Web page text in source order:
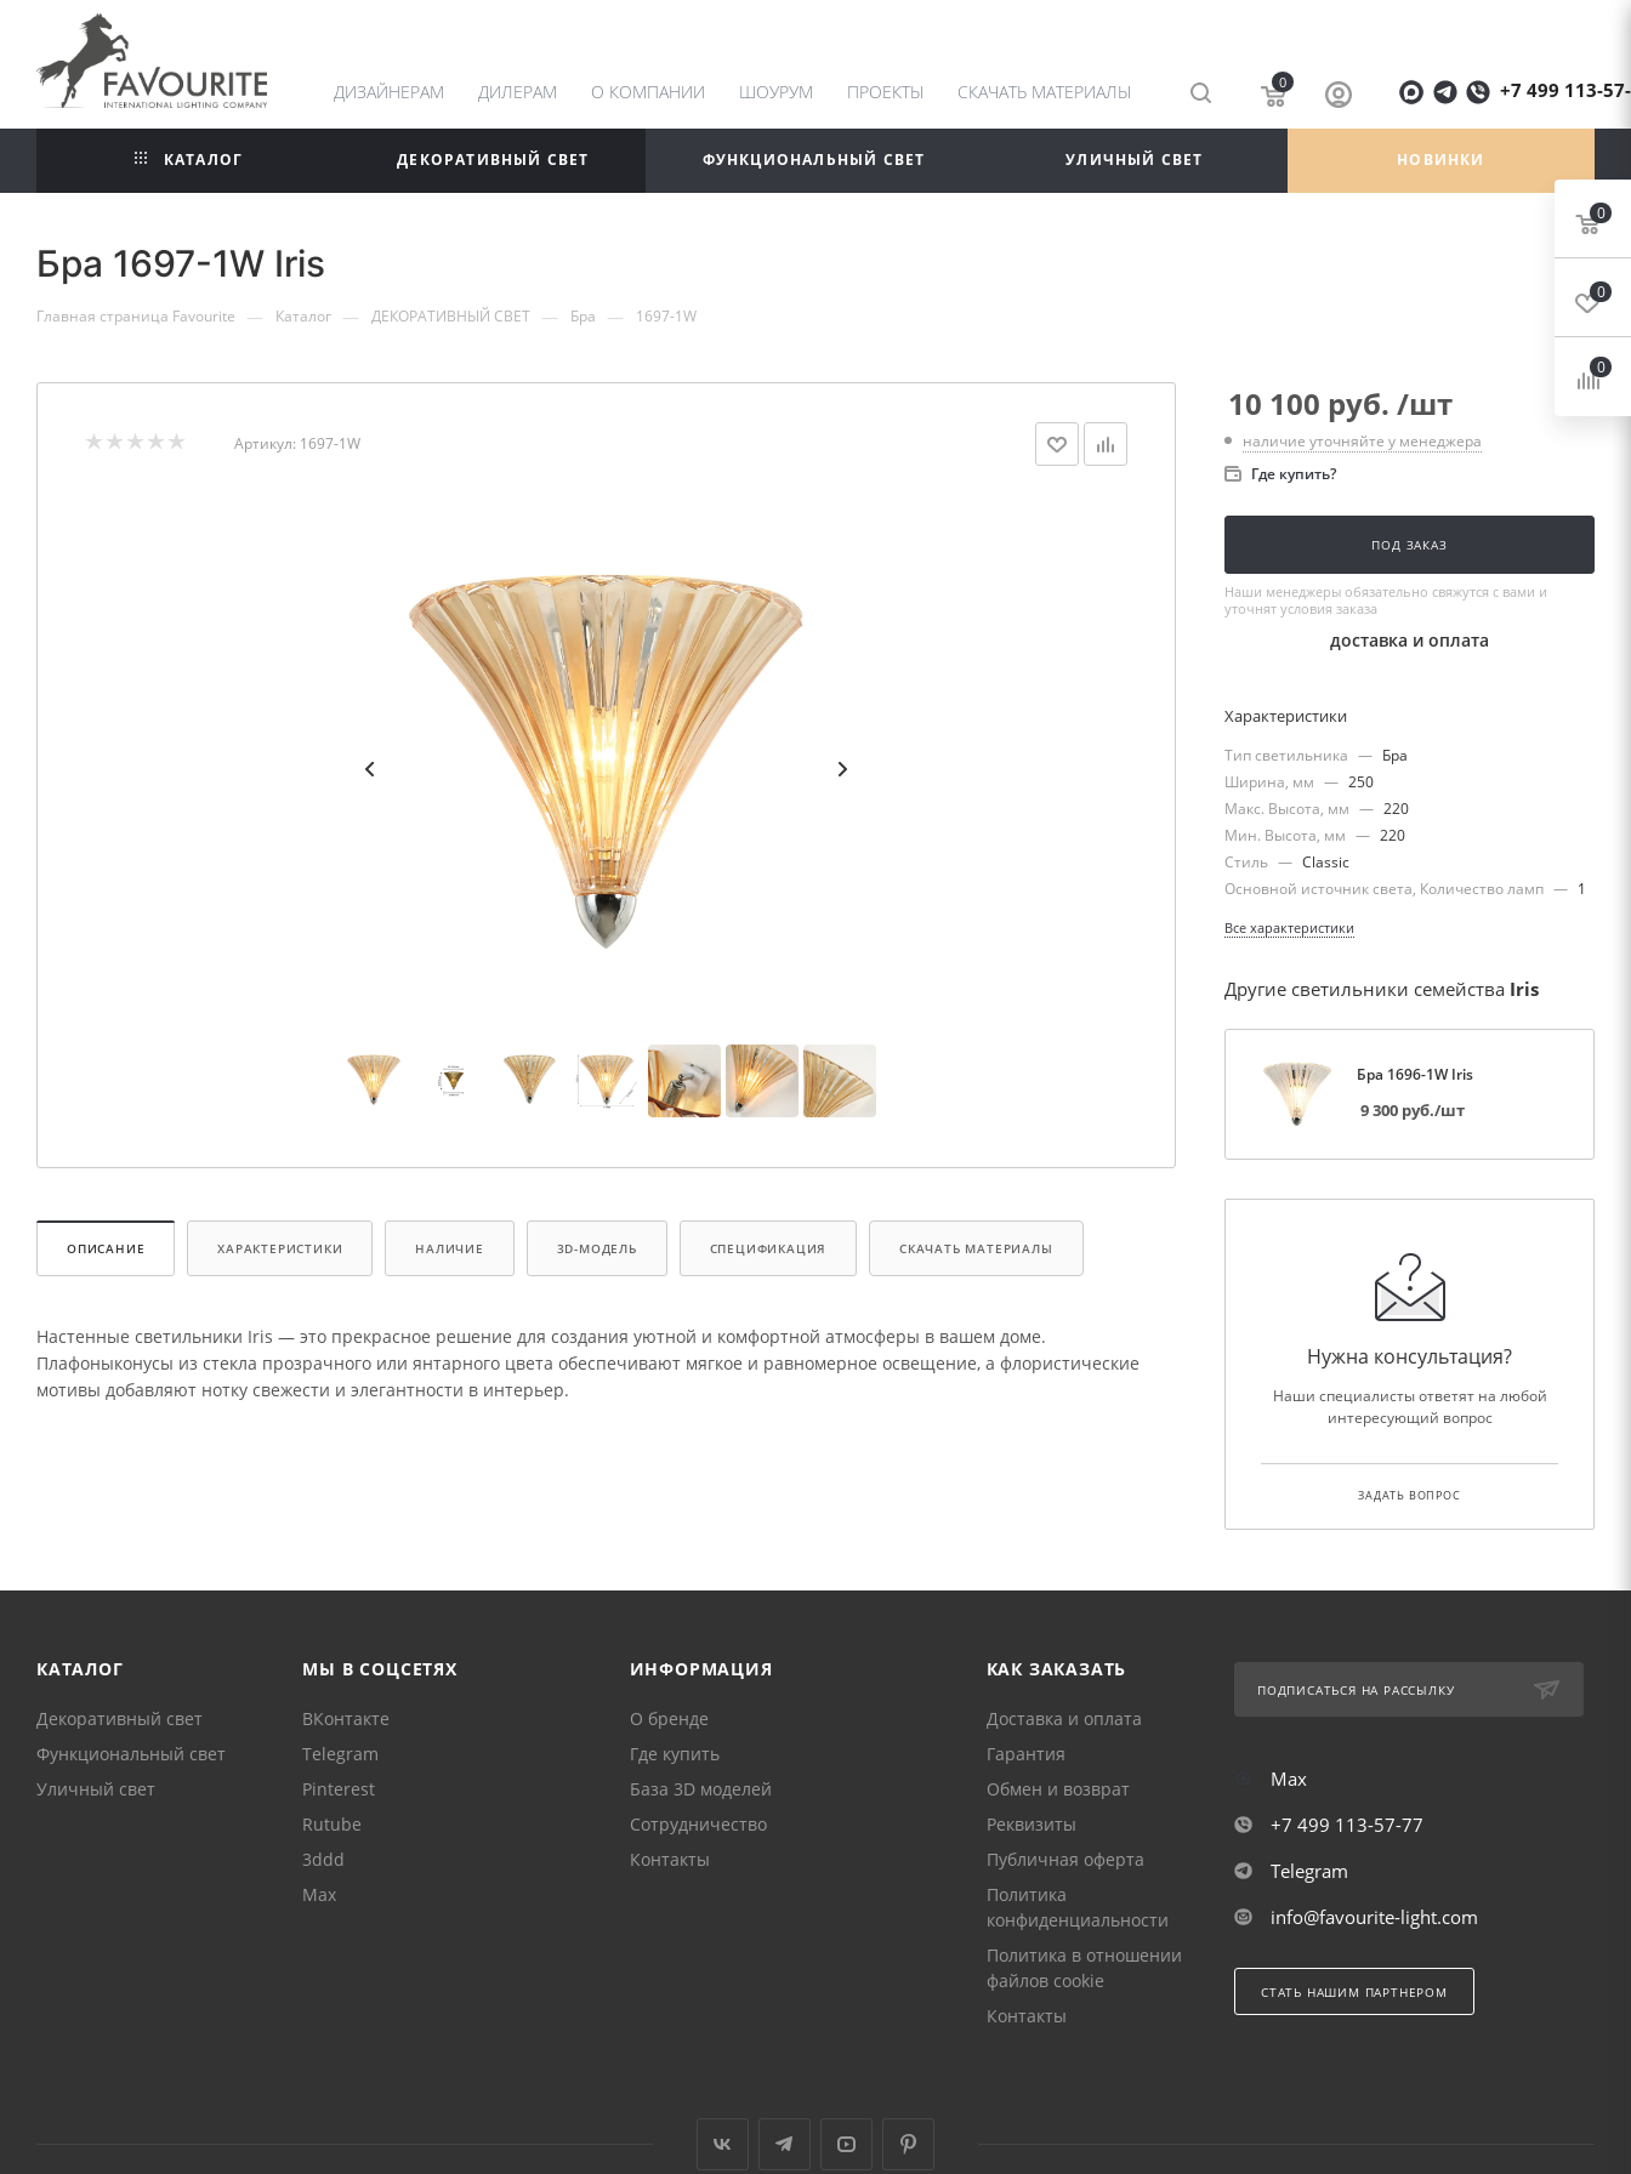
ДИЗАЙНЕРАМ ДИЛЕРАМ О КОМПАНИИ ШОУРУМ ПРОЕКТЫ СКАЧАТЬ МАТЕРИАЛЫ 0 +7 499 113-
КАТАЛОГ ДЕКОРАТИВНЫЙ СВЕТ ФУНКЦИОНАЛЬНЫЙ СВЕТ УЛИЧНЫЙ СВЕТ НОВИНКИ
Бра 1697-1W Iris
Главная страница Favourite — Каталог — ДЕКОРАТИВНЫЙ СВЕТ — Бра — 1697-1W
Артикул: 1697-1W
ОПИСАНИЕ ХАРАКТЕРИСТИКИ НАЛИЧИЕ 3D-МОДЕЛЬ СПЕЦИФИКАЦИЯ СКАЧАТЬ МАТЕРИАЛЫ
Настенные светильники Iris — это прекрасное решение для создания уютной и комфортной атмосферы в вашем доме.
Плафоныконусы из стекла прозрачного или янтарного цвета обеспечивают мягкое и равномерное освещение, а флористические
мотивы добавляют нотку свежести и элегантности в интерьер.
10 100 руб. /шт
наличие уточняйте у менеджера
Где купить?
ПОД ЗАКАЗ
Наши менеджеры обязательно свяжутся с вами и
уточнят условия заказа
доставка и оплата
Характеристики
Тип светильника — Бра
Ширина, мм — 250
Макс. Высота, мм — 220
Мин. Высота, мм — 220
Стиль — Classic
Основной источник света, Количество ламп — 1
Все характеристики
Другие светильники семейства Iris
Бра 1696-1W Iris
9 300 руб./шт
Нужна консультация?
Наши специалисты ответят на любой
интересующий вопрос
ЗАДАТЬ ВОПРОС
КАТАЛОГ
Декоративный свет
Функциональный свет
Уличный свет
МЫ В СОЦСЕТЯХ
ВКонтакте
Telegram
Pinterest
Rutube
3ddd
Max
ИНФОРМАЦИЯ
О бренде
Где купить
База 3D моделей
Сотрудничество
Контакты
КАК ЗАКАЗАТЬ
Доставка и оплата
Гарантия
Обмен и возврат
Реквизиты
Публичная оферта
Политика
конфиденциальности
Политика в отношении
файлов cookie
Контакты
ПОДПИСАТЬСЯ НА РАССЫЛКУ
Max
+7 499 113-57-77
Telegram
info@favourite-light.com
СТАТЬ НАШИМ ПАРТНЕРОМ
0
0
0